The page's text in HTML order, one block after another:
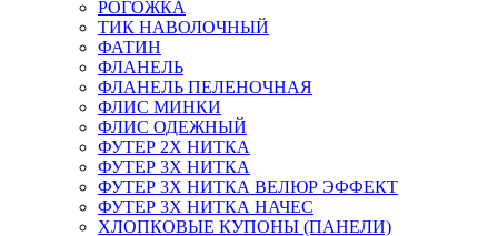
РОГОЖКА
ТИК НАВОЛОЧНЫЙ
ФАТИН
ФЛАНЕЛЬ
ФЛАНЕЛЬ ПЕЛЕНОЧНАЯ
ФЛИС МИНКИ
ФЛИС ОДЕЖНЫЙ
ФУТЕР 2Х НИТКА
ФУТЕР 3Х НИТКА
ФУТЕР 3Х НИТКА ВЕЛЮР ЭФФЕКТ
ФУТЕР 3Х НИТКА НАЧЕС
ХЛОПКОВЫЕ КУПОНЫ (ПАНЕЛИ)